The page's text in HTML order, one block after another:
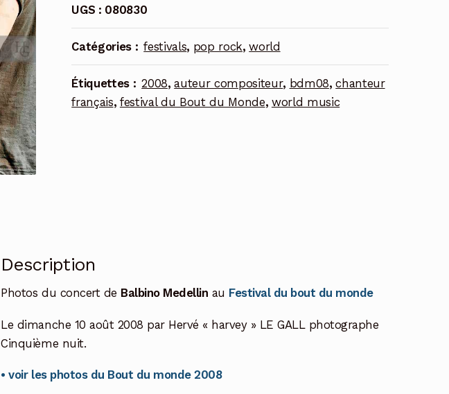
UGS : 080830
Catégories : festivals, pop rock,world
Étiquettes : 2008,auteur compositeur, bdm08,chanteur
français, festival du Bout du Monde, world music
Description
Photos du concert de Balbino Medellin au Festival du bout du monde
Le dimanche 10 août 2008 par Hervé « harvey » LE GALL photographe
Cinquième nuit.
• voir les photos du Bout du monde 2008